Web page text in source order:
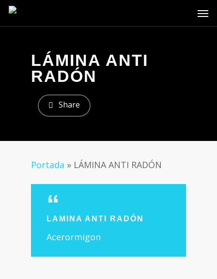
Skip
content
LÁMINA ANTI
RADÓN
Share
Portada » LÁMINA ANTI RADÓN
LAMINA ANTI RADÓN
Acerormigon